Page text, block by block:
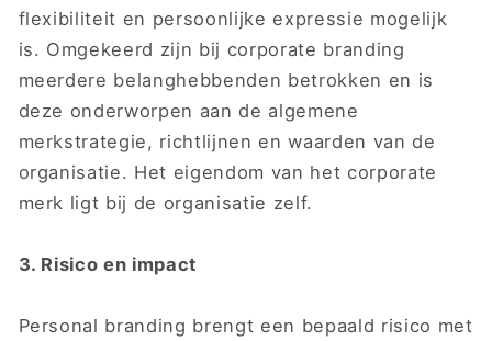
flexibiliteit en persoonlijke expressie mogelijk
is. Omgekeerd zijn bij corporate branding
meerdere belanghebbenden betrokken en is
deze onderworpen aan de algemene
merkstrategie, richtlijnen en waarden van de
organisatie. Het eigendom van het corporate
merk ligt bij de organisatie zelf.
3. Risico en impact
Personal branding brengt een bepaald risico met